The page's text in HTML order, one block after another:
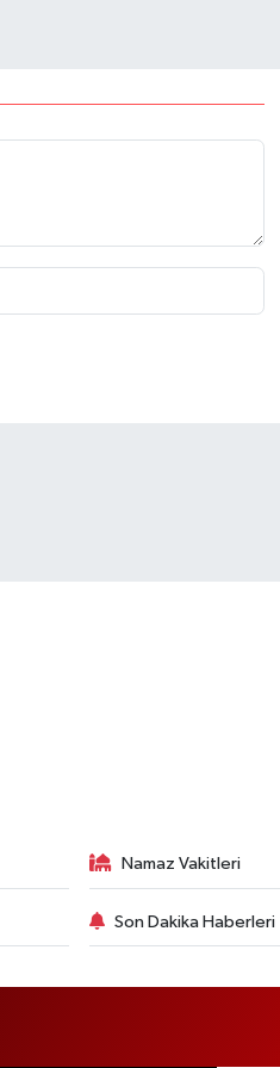
Namaz Vakitleri
Son Dakika Haberleri